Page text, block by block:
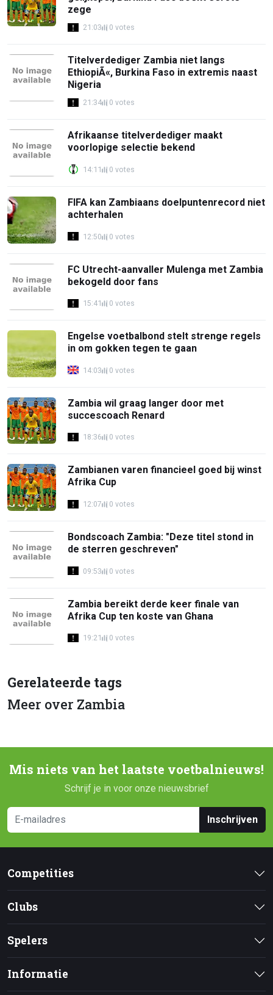
zege
21:03 0 votes
Titelverdediger Zambia niet langs
EthiopiÃ«, Burkina Faso in extremis naast
Nigeria
21:34 0 votes
Afrikaanse titelverdediger maakt
voorlopige selectie bekend
14:11 0 votes
FIFA kan Zambiaans doelpuntenrecord niet
achterhalen
12:50 0 votes
FC Utrecht-aanvaller Mulenga met Zambia
bekogeld door fans
15:41 0 votes
Engelse voetbalbond stelt strenge regels
in om gokken tegen te gaan
14:03 0 votes
Zambia wil graag langer door met
succescoach Renard
18:36 0 votes
Zambianen varen financieel goed bij winst
Afrika Cup
12:07 0 votes
Bondscoach Zambia: "Deze titel stond in
de sterren geschreven"
09:53 0 votes
Zambia bereikt derde keer finale van
Afrika Cup ten koste van Ghana
19:21 0 votes
Gerelateerde tags
Meer over Zambia
Mis niets van het laatste voetbalnieuws!
Schrijf je in voor onze nieuwsbrief
Inschrijven
Competities
Clubs
Spelers
Informatie